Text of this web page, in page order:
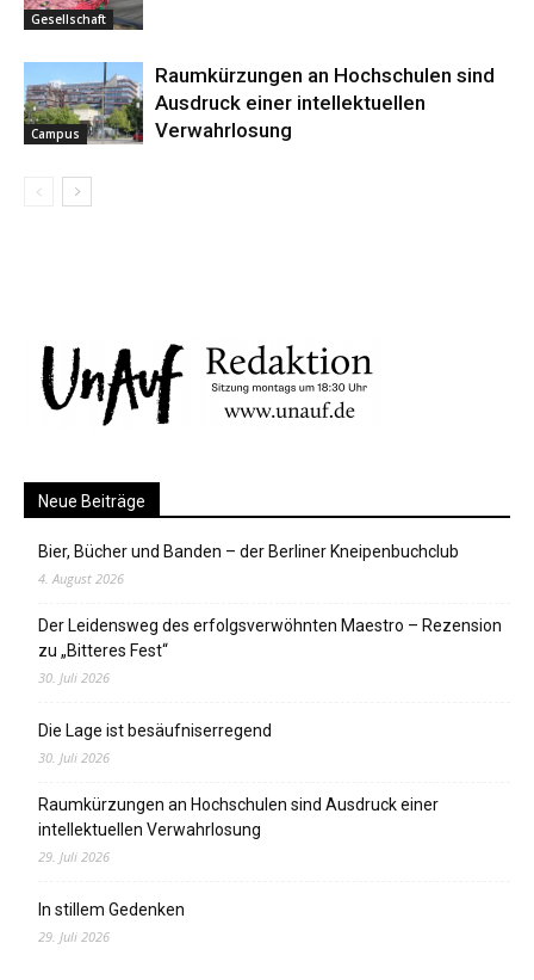
Gesellschaft
Campus
Raumkürzungen an Hochschulen sind
Ausdruck einer intellektuellen
Verwahrlosung
Neue Beiträge
Bier, Bücher und Banden – der Berliner Kneipenbuchclub
4. August 2026
Der Leidensweg des erfolgsverwöhnten Maestro – Rezension
zu „Bitteres Fest“
30. Juli 2026
Die Lage ist besäufniserregend
30. Juli 2026
Raumkürzungen an Hochschulen sind Ausdruck einer
intellektuellen Verwahrlosung
29. Juli 2026
In stillem Gedenken
29. Juli 2026